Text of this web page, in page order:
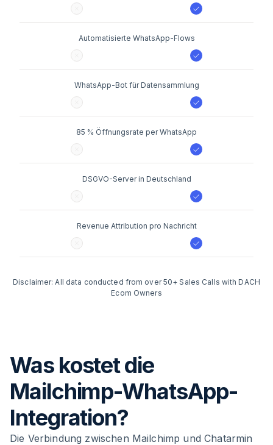
Automatisierte WhatsApp-Flows
WhatsApp-Bot für Datensammlung
85 % Öffnungsrate per WhatsApp
DSGVO-Server in Deutschland
Revenue Attribution pro Nachricht
Disclaimer: All data conducted from over 50+ Sales Calls with DACH
Ecom Owners
Was kostet die
Mailchimp-WhatsApp-
Integration?
Die Verbindung zwischen Mailchimp und Chatarmin